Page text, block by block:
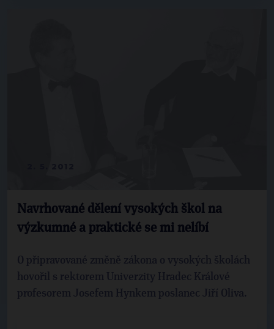
Navrhované dělení vysokých škol na
výzkumné a praktické se mi nelíbí
O připravované změně zákona o vysokých školách
hovořil s rektorem Univerzity Hradec Králové
profesorem Josefem Hynkem poslanec Jiří Oliva.